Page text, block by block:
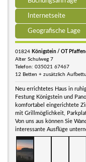
Internetseite
Geografische Lage
01824 Königstein / OT
Alter Schulweg 7
Telefon: 035021 67467
12 Betten + zusätzlich
Neu errichtetes Haus in
Festung Königstein und
komfortabel eingerichtete
mit Grillmöglichkeit,
Von uns aus können Sie
interessante Ausflüge